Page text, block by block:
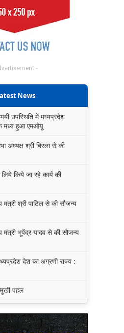
-
News
उपस्थिति में मध्यप्रदेश
के मध्य हुआ एमओयू
अध्यक्ष श्री बिरला से की
लिये किये जा रहे कार्य की
श्री पाटिल से की सौजन्य
मंत्री भूपेंद्र यादव से की सौजन्य
देश का अग्रणी राज्य :
पहल
की